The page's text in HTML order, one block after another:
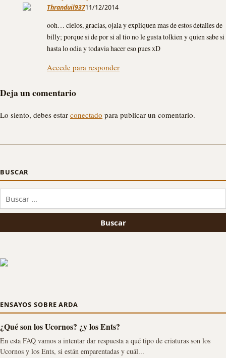
Thranduil93711/12/2014
ooh… cielos, gracias, ojala y expliquen mas de estos detalles de
billy; porque si de por si al tio no le gusta tolkien y quien sabe si
hasta lo odia y todavia hacer eso pues xD
Accede para responder
Deja un comentario
Lo siento, debes estar conectado para publicar un comentario.
BUSCAR
Buscar:
ENSAYOS SOBRE ARDA
¿Qué son los Ucornos? ¿y los Ents?
En esta FAQ vamos a intentar dar respuesta a qué tipo de criaturas son los
Ucornos y los Ents, si están emparentadas y cuál...